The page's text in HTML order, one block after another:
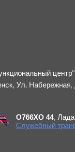
центр"
Ул.
О766ХО 44, Лада
Служебный